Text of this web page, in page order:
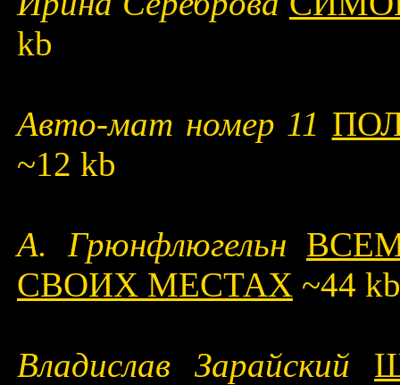
kb
Авто-мат номер 11
~12 kb
А. Грюнфлюгельн
СВОИХ МЕСТАХ ~44 kb
Владислав Зарайский